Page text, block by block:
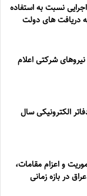
نسبت به استفاده
دریافت های دولت
شرکتی اعلام
الکترونیکی سال
و اعزام مقامات،
در بازه زمانی